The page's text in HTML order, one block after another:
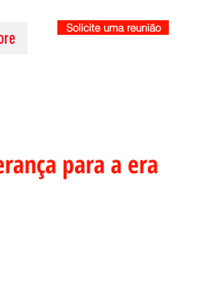
Solicite uma reunião
para a era